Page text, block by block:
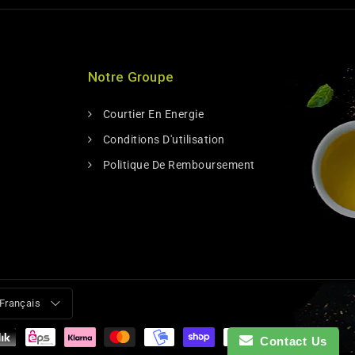
Notre Groupe
Courtier En Energie
Conditions D'utilisation
Politique De Remboursement
Français
Contact Us